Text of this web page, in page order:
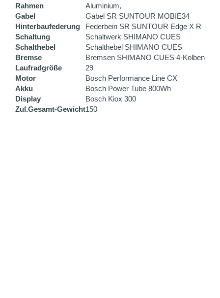
Rahmen
Aluminium,
Gabel
Gabel SR SUNTOUR MOBIE34
Hinterbaufederung
Federbein SR SUNTOUR Edge X R
Schaltung
Schaltwerk SHIMANO CUES
Schalthebel
Schalthebel SHIMANO CUES
Bremse
Bremsen SHIMANO CUES 4-Kolben
Laufradgröße
29
Motor
Bosch Performance Line CX
Akku
Bosch Power Tube 800Wh
Display
Bosch Kiox 300
Zul.Gesamt-Gewicht150